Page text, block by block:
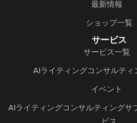
最新情報
ショップ一覧
サービス
サービス一覧
AIライティングコンサルティ
イベント
AIライティングコンサルティングサ